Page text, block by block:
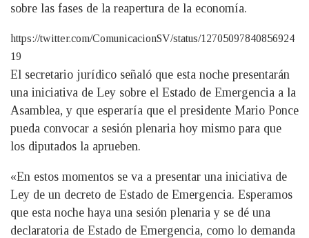
sobre las fases de la reapertura de la economía.
https://twitter.com/ComunicacionSV/status/12705097840856924
19
El secretario jurídico señaló que esta noche presentarán
una iniciativa de Ley sobre el Estado de Emergencia a la
Asamblea, y que esperaría que el presidente Mario Ponce
pueda convocar a sesión plenaria hoy mismo para que
los diputados la aprueben.
«En estos momentos se va a presentar una iniciativa de
Ley de un decreto de Estado de Emergencia. Esperamos
que esta noche haya una sesión plenaria y se dé una
declaratoria de Estado de Emergencia, como lo demanda